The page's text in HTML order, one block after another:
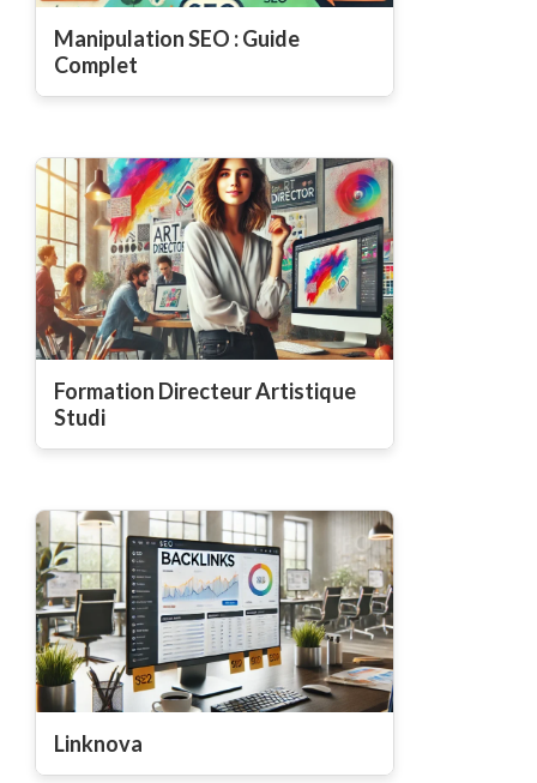
Manipulation SEO : Guide
Complet
Formation Directeur Artistique
Studi
Linknova